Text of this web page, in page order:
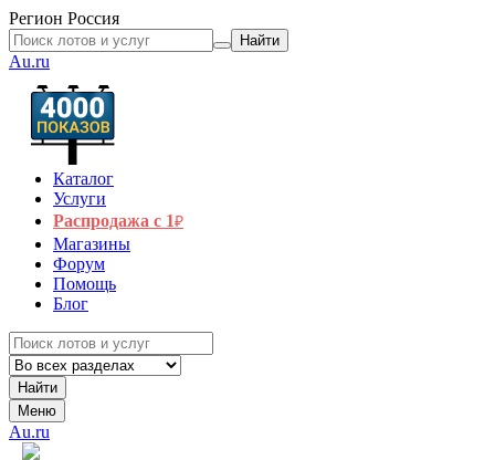
Регион Россия
Найти
Au.ru
Каталог
Услуги
Распродажа с 1₽
Магазины
Форум
Помощь
Блог
Найти
Меню
Au.ru